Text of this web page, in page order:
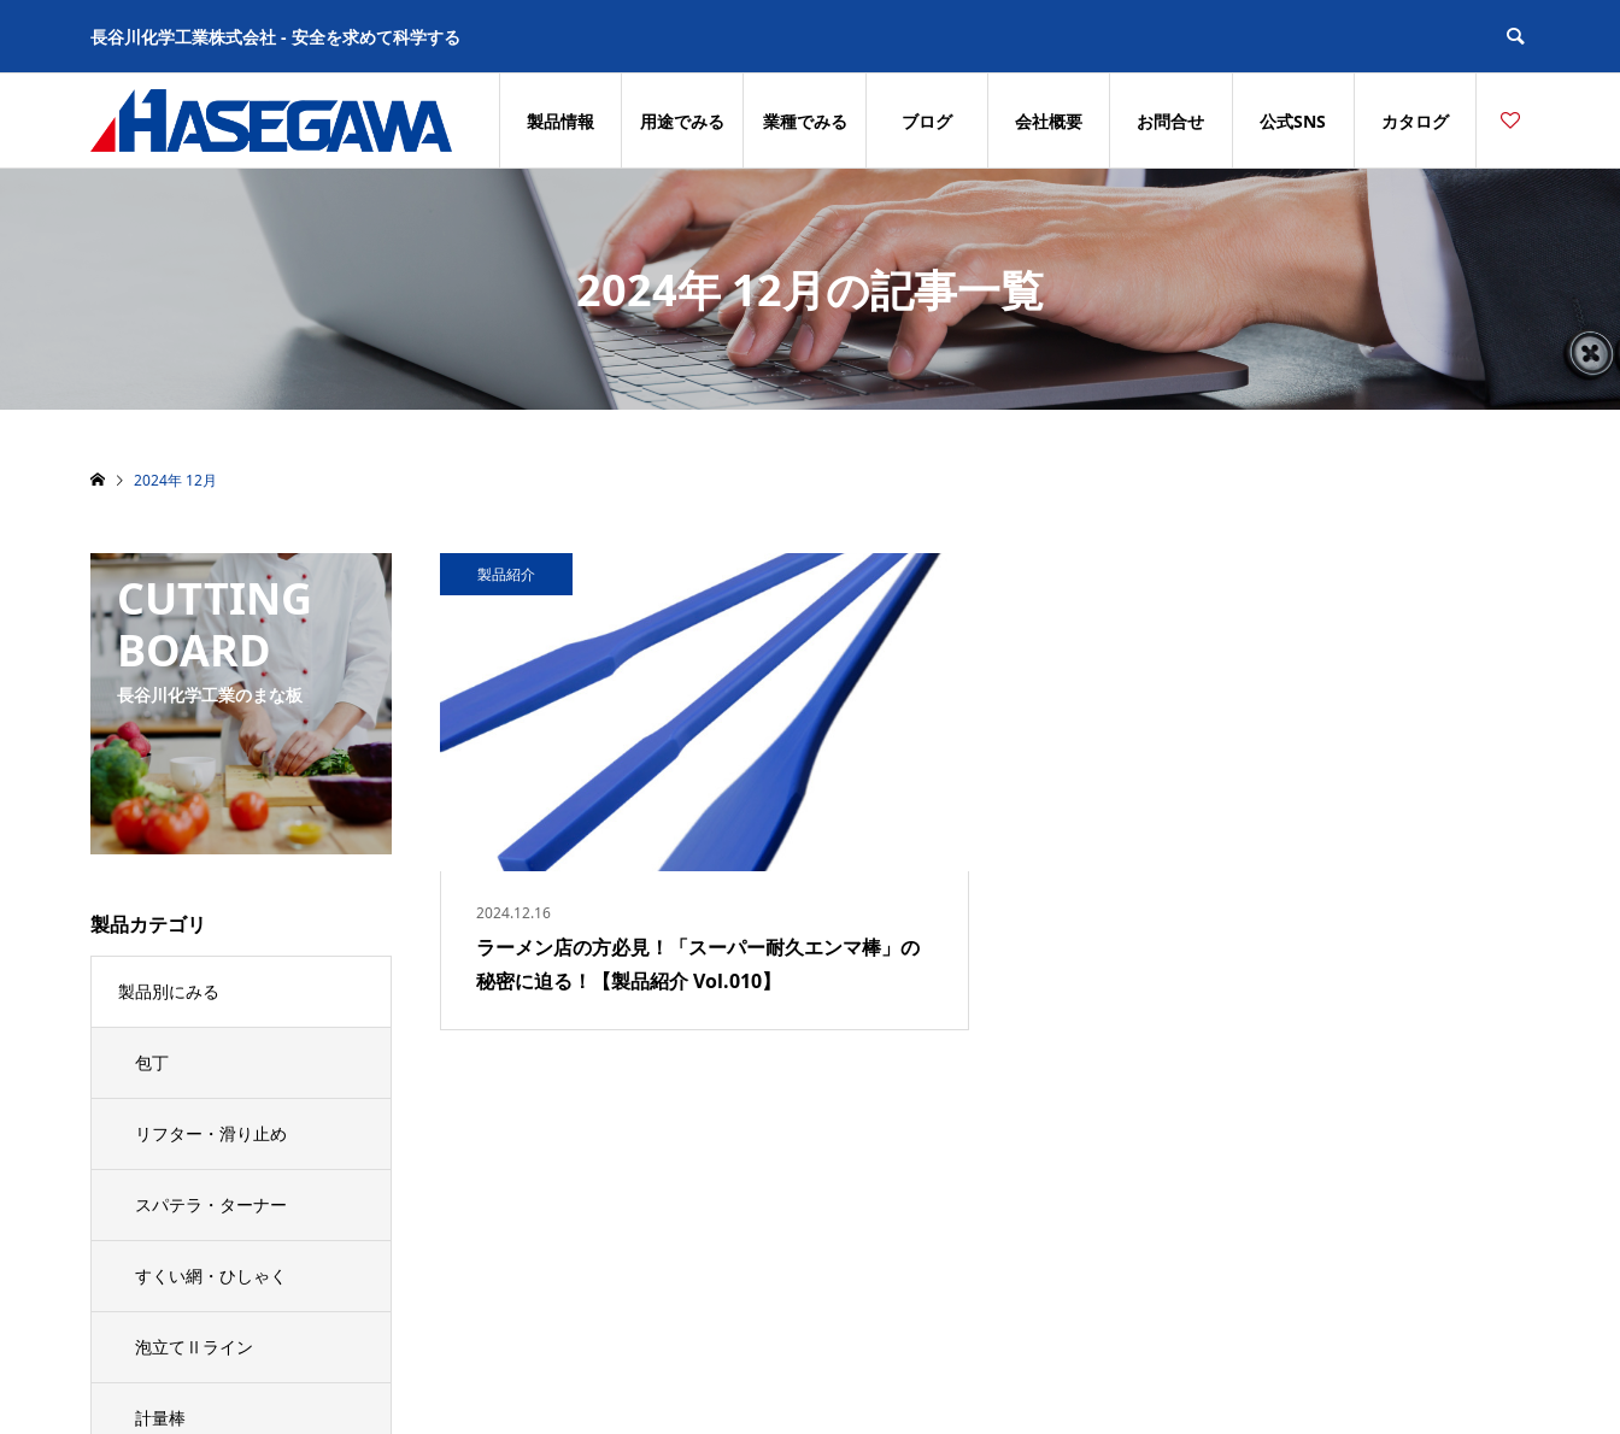
長谷川化学工業株式会社 - 安全を求めて科学する
製品情報 用途でみる 業種でみる ブログ 会社概要 お問合せ 公式SNS カタログ
2024年 12月の記事一覧
2024年 12月
2024.12.16
ラーメン店の方必見！「スーパー耐久エンマ棒」の
秘密に迫る！【製品紹介 Vol.010】
製品紹介
CUTTING
BOARD
長谷川化学工業のまな板
製品カテゴリ
製品別にみる
包丁
リフター・滑り止め
スパテラ・ターナー
すくい網・ひしゃく
泡立てⅡライン
計量棒